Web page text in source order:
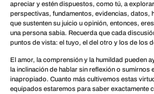
apreciar y estén dispuestos, como tú, a
perspectivas, fundamentos, evidencias, datos,
que sustenten su juicio u opinión, entonces,
una persona sabia. Recuerda que cada
puntos de vista: el tuyo, el del otro y los de los
El amor, la comprensión y la humildad pueden
la inclinación de hablar sin reflexión o sumirnos
inapropiado. Cuanto más cultivemos estas
equipados estaremos para saber exactamente